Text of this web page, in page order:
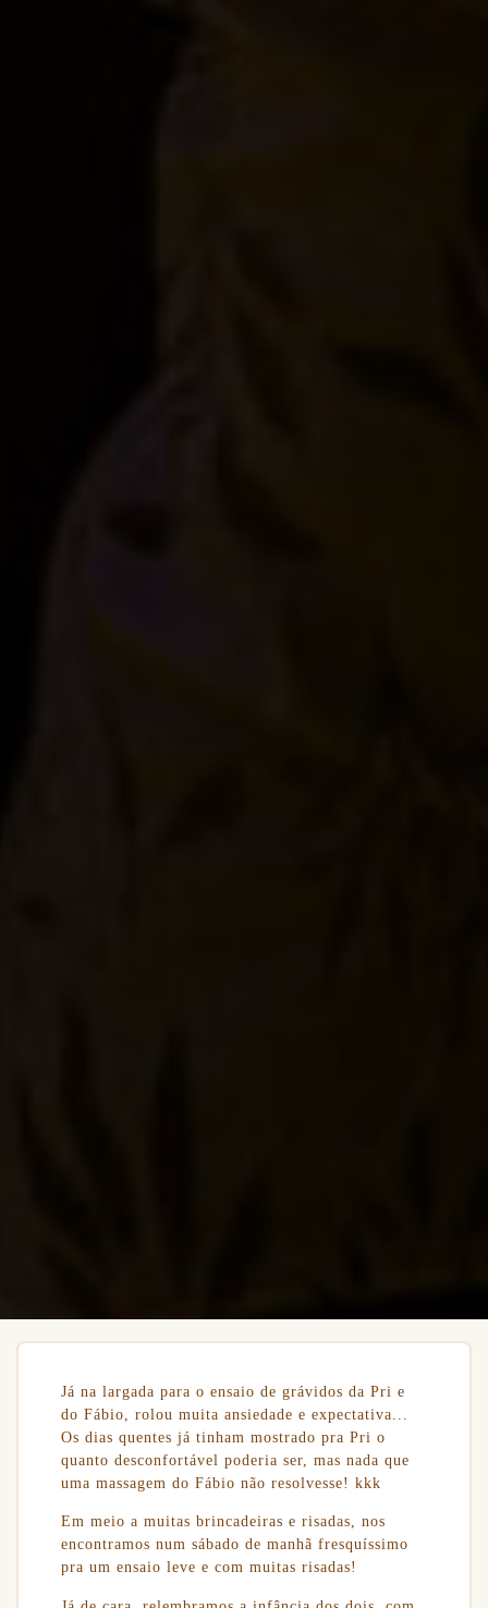
Já na largada para o ensaio de grávidos da Pri e
do Fábio, rolou muita ansiedade e expectativa...
Os dias quentes já tinham mostrado pra Pri o
quanto desconfortável poderia ser, mas nada que
uma massagem do Fábio não resolvesse! kkk
Em meio a muitas brincadeiras e risadas, nos
encontramos num sábado de manhã fresquíssimo
pra um ensaio leve e com muitas risadas!